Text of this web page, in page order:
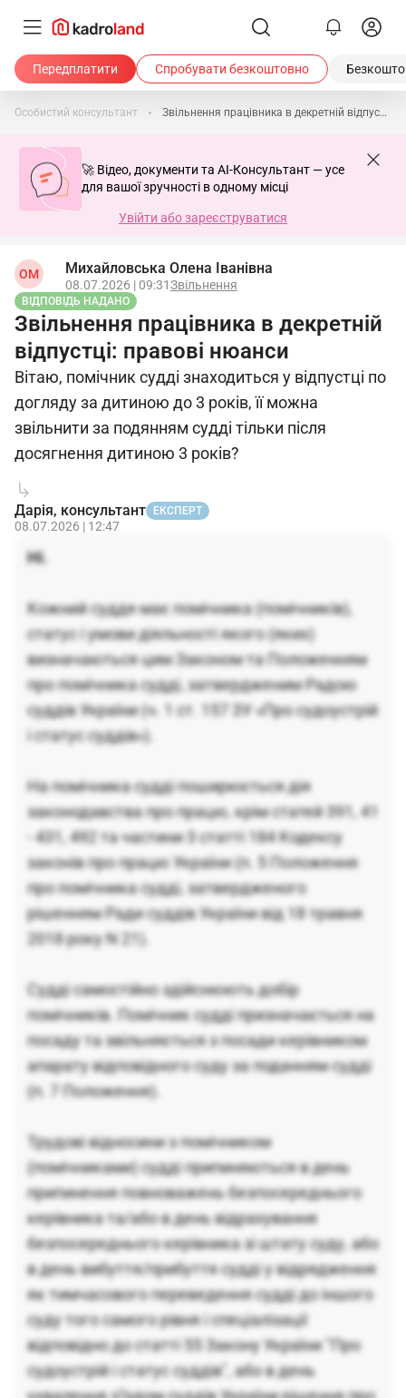
Передплатити Спробувати безкоштовно
Особистий консультант Звільнення працівника в декретній відпустці: правові нюанси
🚀 Відео, документи та AI-Консультант — усе
для вашої зручності в одному місці
Увійти або зареєструватися
ОМ Михайловська Олена Іванівна
08.07.2026 | 09:31Звільнення
ВІДПОВІДЬ НАДАНО
Звільнення працівника в декретній
відпустці: правові нюанси
Вітаю, помічник судді знаходиться у відпустці по
догляду за дитиною до 3 років, її можна
звільнити за подянням судді тільки після
досягнення дитиною 3 років?
Дарія, консультант ЕКСПЕРТ
08.07.2026 | 12:47
Ні.
Кожний суддя має помічника (помічників),
статус і умови діяльності якого (яких)
визначаються цим Законом та Положенням
про помічника судді, затвердженим Радою
суддів України (ч. 1 ст. 157 ЗУ «Про судоустрій
і статус суддів»).
На помічника судді поширюється дія
законодавства про працю, крім статей 391, 41
- 431, 492 та частини 3 статті 184 Кодексу
законів про працю України (п. 5 Положення
про помічника судді, затвердженого
рішенням Ради суддів України від 18 травня
2018 року N 21).
Судді самостійно здійснюють добір
помічників. Помічник судді призначається на
посаду та звільняється з посади керівником
апарату відповідного суду за поданням судді
(п. 7 Положення).
Трудові відносини з помічником
(помічниками) судді припиняються в день
припинення повноважень безпосереднього
керівника та/або в день відрахування
безпосереднього керівника зі штату суду, або
в день вибуття/прибуття судді у відрядження
як тимчасового переведення судді до іншого
суду того самого рівня і спеціалізації
відповідно до статті 55 Закону України "Про
судоустрій і статус суддів", або в день